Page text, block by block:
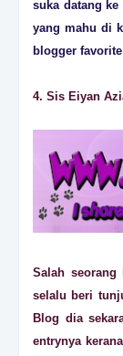
suka datang
yang mahu di
blogger
4. Sis Eiyan
Salah
selalu beri
Blog dia
entrynya